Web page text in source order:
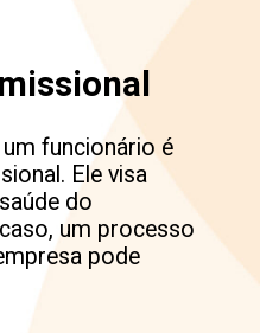
funcionário é
Ele visa
do
um processo
pode